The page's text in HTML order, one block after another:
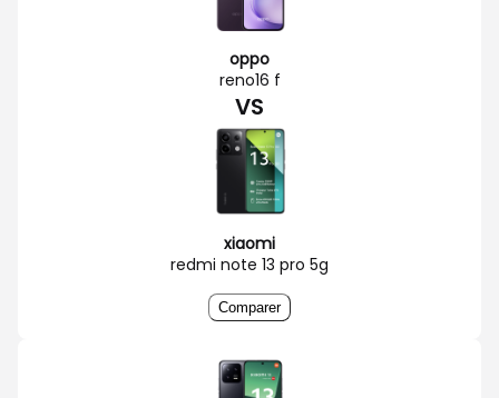
oppo
reno16 f
VS
xiaomi
redmi note 13 pro 5g
Comparer